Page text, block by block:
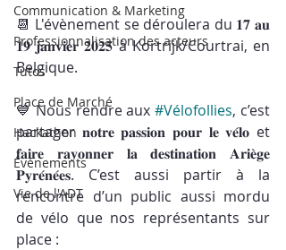
Communication & Marketing
Professionnalisation des acteurs
Tutos
Place de Marché
Hackathon
Événements
Vie de l'ADT
📆 L'évènement se déroulera du 𝟏𝟕 𝐚𝐮
𝟏𝟗 𝐣𝐚𝐧𝐯𝐢𝐞𝐫 𝟐𝟎𝟐𝟓 à Kortrijk/Courtrai, en
Belgique.
💙 Nous rendre aux #Vélofollies, c’est
partager 𝐧𝐨𝐭𝐫𝐞 𝐩𝐚𝐬𝐬𝐢𝐨𝐧 𝐩𝐨𝐮𝐫 𝐥𝐞 𝐯𝐞́𝐥𝐨 et
𝐟𝐚𝐢𝐫𝐞 𝐫𝐚𝐲𝐨𝐧𝐧𝐞𝐫 𝐥𝐚 𝐝𝐞𝐬𝐭𝐢𝐧𝐚𝐭𝐢𝐨𝐧 𝐀𝐫𝐢𝐞̀𝐠𝐞
𝐏𝐲𝐫𝐞́𝐧𝐞́𝐞𝐬. C’est aussi partir à la
rencontre d’un public aussi mordu
de vélo que nos représentants sur
place :